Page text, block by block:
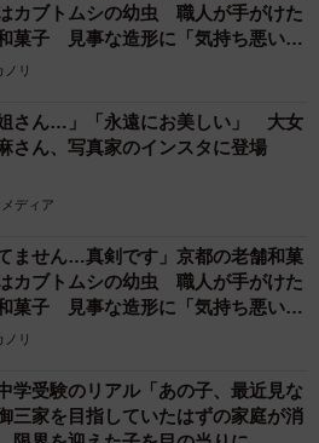
カブトムシの幼虫 職人が手がけた
菓子 見事な造形に「気持ち悪いく
」
ノリ
さん…」「永遠にお美しい」 大女
さん、写真家のインスタに登場
ディア
てません…真剣です」京都の老舗和菓
カブトムシの幼虫 職人が手がけた
菓子 見事な造形に「気持ち悪いく
」
ノリ
学受験のリアル「あの子、最近見な
三家を目指していたはずの家庭が消